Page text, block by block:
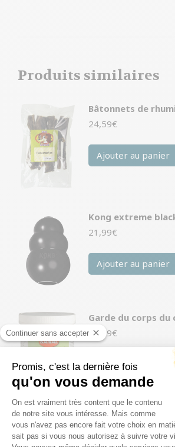
Produits similaires
Bâtonnets de
24,59€
Ajouter au panier
Kong extreme
21,99€
Ajouter au panier
Garde du corps du
41,99€
Ajouter au panier
Kong extreme
14,99€